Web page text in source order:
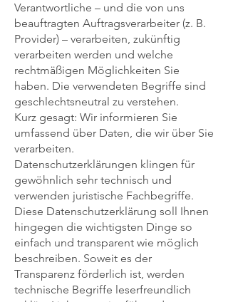
Verantwortliche – und die von uns
beauftragten Auftragsverarbeiter (z. B.
Provider) – verarbeiten, zukünftig
verarbeiten werden und welche
rechtmäßigen Möglichkeiten Sie
haben. Die verwendeten Begriffe sind
geschlechtsneutral zu verstehen.
Kurz gesagt: Wir informieren Sie
umfassend über Daten, die wir über Sie
verarbeiten.
Datenschutzerklärungen klingen für
gewöhnlich sehr technisch und
verwenden juristische Fachbegriffe.
Diese Datenschutzerklärung soll Ihnen
hingegen die wichtigsten Dinge so
einfach und transparent wie möglich
beschreiben. Soweit es der
Transparenz förderlich ist, werden
technische Begriffe leserfreundlich